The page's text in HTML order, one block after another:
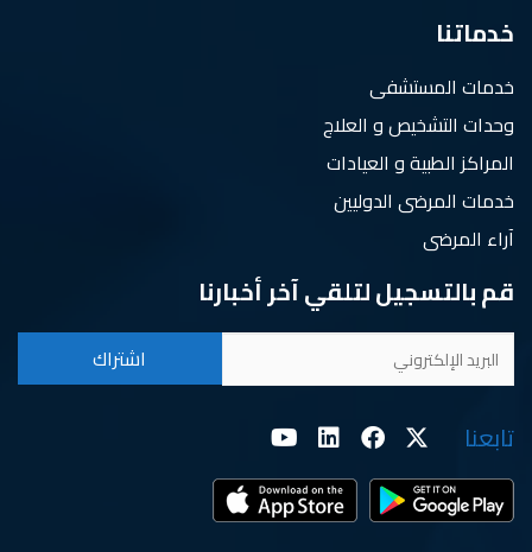
خدماتنا
خدمات المستشفى
وحدات التشخيص و العلاج
المراكز الطبية و العيادات
خدمات المرضى الدوليين
آراء المرضى
قم بالتسجيل لتلقي آخر أخبارنا
تابعنا